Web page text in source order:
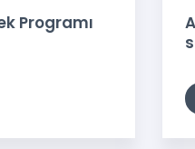
Programı